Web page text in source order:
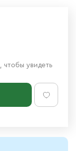
, чтобы увидеть